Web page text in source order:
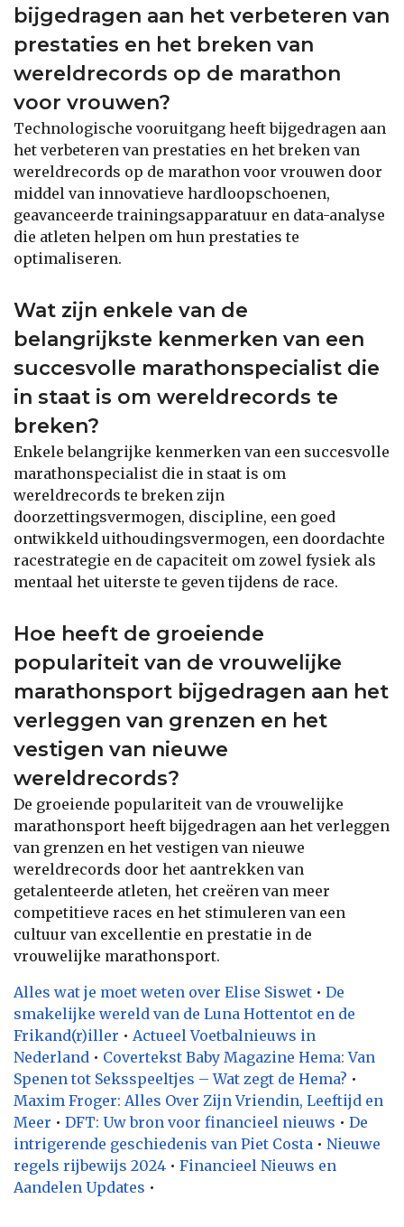
bijgedragen aan het verbeteren van
prestaties en het breken van
wereldrecords op de marathon
voor vrouwen?
Technologische vooruitgang heeft bijgedragen aan
het verbeteren van prestaties en het breken van
wereldrecords op de marathon voor vrouwen door
middel van innovatieve hardloopschoenen,
geavanceerde trainingsapparatuur en data-analyse
die atleten helpen om hun prestaties te
optimaliseren.
Wat zijn enkele van de
belangrijkste kenmerken van een
succesvolle marathonspecialist die
in staat is om wereldrecords te
breken?
Enkele belangrijke kenmerken van een succesvolle
marathonspecialist die in staat is om
wereldrecords te breken zijn
doorzettingsvermogen, discipline, een goed
ontwikkeld uithoudingsvermogen, een doordachte
racestrategie en de capaciteit om zowel fysiek als
mentaal het uiterste te geven tijdens de race.
Hoe heeft de groeiende
populariteit van de vrouwelijke
marathonsport bijgedragen aan het
verleggen van grenzen en het
vestigen van nieuwe
wereldrecords?
De groeiende populariteit van de vrouwelijke
marathonsport heeft bijgedragen aan het verleggen
van grenzen en het vestigen van nieuwe
wereldrecords door het aantrekken van
getalenteerde atleten, het creëren van meer
competitieve races en het stimuleren van een
cultuur van excellentie en prestatie in de
vrouwelijke marathonsport.
Alles wat je moet weten over Elise Siswet • De
smakelijke wereld van de Luna Hottentot en de
Frikand(r)iller • Actueel Voetbalnieuws in
Nederland • Covertekst Baby Magazine Hema: Van
Spenen tot Seksspeeltjes – Wat zegt de Hema? •
Maxim Froger: Alles Over Zijn Vriendin, Leeftijd en
Meer • DFT: Uw bron voor financieel nieuws • De
intrigerende geschiedenis van Piet Costa • Nieuwe
regels rijbewijs 2024 • Financieel Nieuws en
Aandelen Updates •